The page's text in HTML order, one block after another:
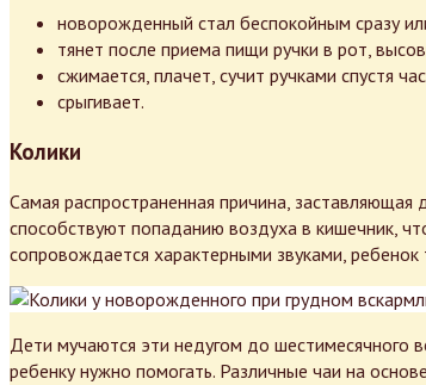
новорожденный стал беспокойным сразу
тянет после приема пищи ручки в рот,
сжимается, плачет, сучит ручками спустя
срыгивает.
Колики
Самая распространенная причина, заставляющая
способствуют попаданию воздуха в кишечник,
сопровождается характерными звуками,
Дети мучаются эти недугом до шестимесячного
ребенку нужно помогать. Различные чаи на